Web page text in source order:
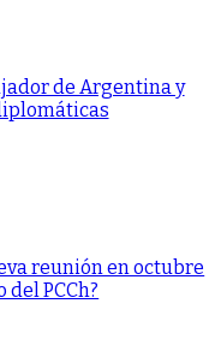
de Argentina y
reunión en octubre
PCCh?